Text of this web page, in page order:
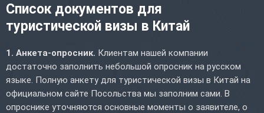
Список документов для
туристической визы в Китай
1. Анкета-опросник. Клиентам нашей компании
достаточно заполнить небольшой опросник на русском
языке. Полную анкету для туристической визы в Китай на
официальном сайте Посольства мы заполним сами. В
опроснике уточняются основные моменты о заявителе, о